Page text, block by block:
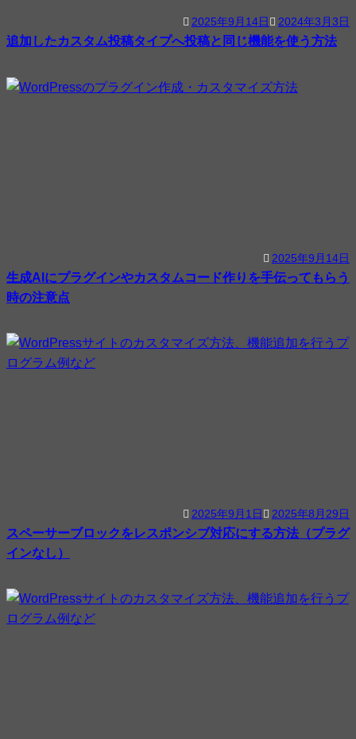
2025年9月14日 2024年3月3日
追加したカスタム投稿タイプへ投稿と同じ機能を使う方法
2025年9月14日
生成AIにプラグインやカスタムコード作りを手伝ってもらう
時の注意点
2025年9月1日 2025年8月29日
スペーサーブロックをレスポンシブ対応にする方法（プラグ
インなし）